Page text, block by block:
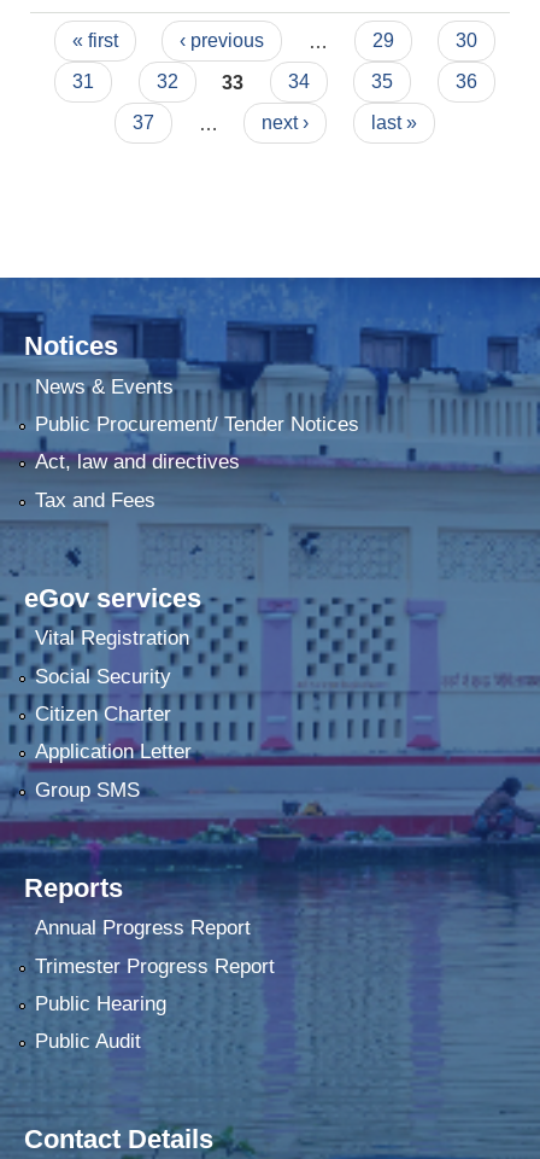
Pages
« first ‹ previous 29
30
31
32 33 34 35
36
37
next › last »
Notices
News & Events
Public Procurement/ Tender Notices
Act, law and directives
Tax and Fees
eGov services
Vital Registration
Social Security
Citizen Charter
Application Letter
Group SMS
Reports
Annual Progress Report
Trimester Progress Report
Public Hearing
Public Audit
Contact Details